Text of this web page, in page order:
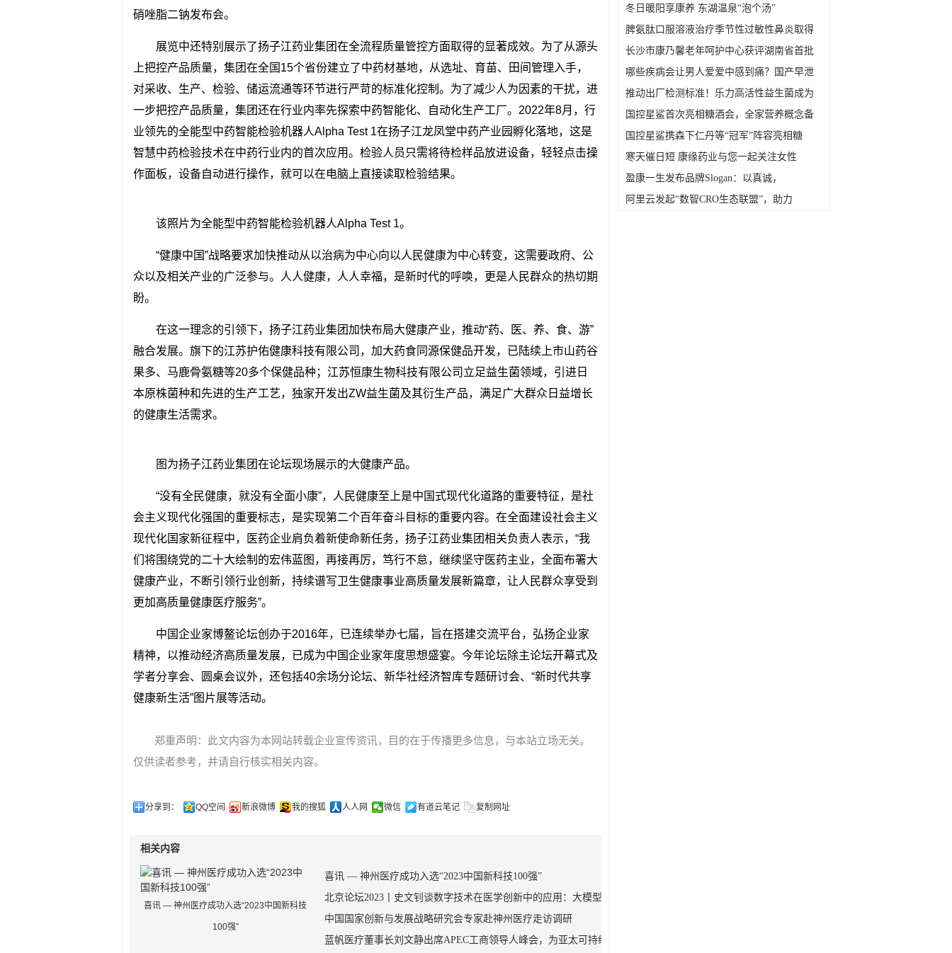
硝唑脂二钠发布会。
展览中还特别展示了扬子江药业集团在全流程质量管控方面取得的显著成效。为了从源头
上把控产品质量，集团在全国15个省份建立了中药材基地，从选址、育苗、田间管理入手，
对采收、生产、检验、储运流通等环节进行严苛的标准化控制。为了减少人为因素的干扰，进
一步把控产品质量，集团还在行业内率先探索中药智能化、自动化生产工厂。2022年8月，行
业领先的全能型中药智能检验机器人Alpha Test 1在扬子江龙凤堂中药产业园孵化落地，这是
智慧中药检验技术在中药行业内的首次应用。检验人员只需将待检样品放进设备，轻轻点击操
作面板，设备自动进行操作，就可以在电脑上直接读取检验结果。
该照片为全能型中药智能检验机器人Alpha Test 1。
“健康中国”战略要求加快推动从以治病为中心向以人民健康为中心转变，这需要政府、公
众以及相关产业的广泛参与。人人健康，人人幸福，是新时代的呼唤，更是人民群众的热切期
盼。
在这一理念的引领下，扬子江药业集团加快布局大健康产业，推动“药、医、养、食、游”
融合发展。旗下的江苏护佑健康科技有限公司，加大药食同源保健品开发，已陆续上市山药谷
果多、马鹿骨氨糖等20多个保健品种；江苏恒康生物科技有限公司立足益生菌领域，引进日
本原株菌种和先进的生产工艺，独家开发出ZW益生菌及其衍生产品，满足广大群众日益增长
的健康生活需求。
图为扬子江药业集团在论坛现场展示的大健康产品。
“没有全民健康，就没有全面小康”，人民健康至上是中国式现代化道路的重要特征，是社
会主义现代化强国的重要标志，是实现第二个百年奋斗目标的重要内容。在全面建设社会主义
现代化国家新征程中，医药企业肩负着新使命新任务，扬子江药业集团相关负责人表示，“我
们将围绕党的二十大绘制的宏伟蓝图，再接再厉，笃行不怠，继续坚守医药主业，全面布署大
健康产业，不断引领行业创新，持续谱写卫生健康事业高质量发展新篇章，让人民群众享受到
更加高质量健康医疗服务”。
中国企业家博鳌论坛创办于2016年，已连续举办七届，旨在搭建交流平台，弘扬企业家
精神，以推动经济高质量发展，已成为中国企业家年度思想盛宴。今年论坛除主论坛开幕式及
学者分享会、圆桌会议外，还包括40余场分论坛、新华社经济智库专题研讨会、“新时代共享
健康新生活”图片展等活动。
郑重声明：此文内容为本网站转载企业宣传资讯，目的在于传播更多信息，与本站立场无关。
仅供读者参考，并请自行核实相关内容。
分享到： QQ空间 新浪微博 我的搜狐 人人网 微信 有道云笔记 复制网址
相关内容
喜讯 — 神州医疗成功入选“2023中国新科技
100强”
喜讯 — 神州医疗成功入选“2023中国新科技100强”
北京论坛2023丨史文钊谈数字技术在医学创新中的应用：大模型
中国国家创新与发展战略研究会专家赴神州医疗走访调研
蓝帆医疗董事长刘文静出席APEC工商领导人峰会，为亚太可持续
冬日暖阳享康养 东湖温泉“泡个汤”
脾氨肽口服溶液治疗季节性过敏性鼻炎取得
长沙市康乃馨老年呵护中心获评湖南省首批
哪些疾病会让男人爱爱中感到痛？国产早泄
推动出厂检测标准！乐力高活性益生菌成为
国控星鲨首次亮相糖酒会，全家营养概念备
国控星鲨携森下仁丹等“冠军”阵容亮相糖
寒天催日短 康缘药业与您一起关注女性
盈康一生发布品牌Slogan：以真诚，
阿里云发起“数智CRO生态联盟”，助力